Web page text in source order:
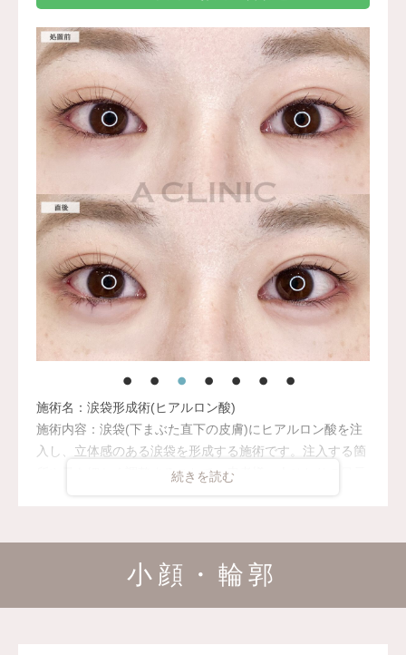
施術名：涙袋形成術(ヒアルロン酸)
施術内容：涙袋(下まぶた直下の皮膚)にヒアルロン酸を注
入し、立体感のある涙袋を形成する施術です。注入する箇
所や量を細かく調整することで、患者様一人ひとりの目元
り個人差があります。
施術時間：約15分程小顔・輪郭